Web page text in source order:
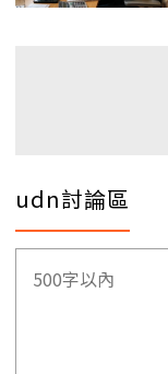
udn討論區